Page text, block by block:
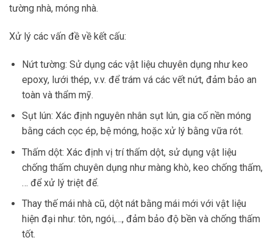
tường nhà, móng nhà.
Xử lý các vấn đề về kết cấu:
Nứt tường: Sử dụng các vật liệu chuyên dụng như keo
epoxy, lưới thép, v.v. để trám vá các vết nứt, đảm bảo an
toàn và thẩm mỹ.
Sụt lún: Xác định nguyên nhân sụt lún, gia cố nền móng
bằng cách cọc ép, bệ móng, hoặc xử lý bằng vữa rót.
Thấm dột: Xác định vị trí thấm dột, sử dụng vật liệu
chống thấm chuyên dụng như màng khò, keo chống thấm,
… để xử lý triệt để.
Thay thế mái nhà cũ, dột nát bằng mái mới với vật liệu
hiện đại như: tôn, ngói,…, đảm bảo độ bền và chống thấm
tốt.